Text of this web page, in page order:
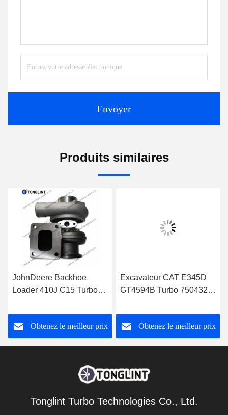
Envoyer
Produits similaires
JohnDeere Backhoe
Loader 410J C15 Turbo
pour le moteur 4045
Obtenez le meilleur prix
Excavateur CAT E345D
GT4594B Turbo 750432-
diesel 291-5480 pour
moteur C13
Obtenez le meilleur prix
Tonglint Turbo Technologies Co., Ltd.